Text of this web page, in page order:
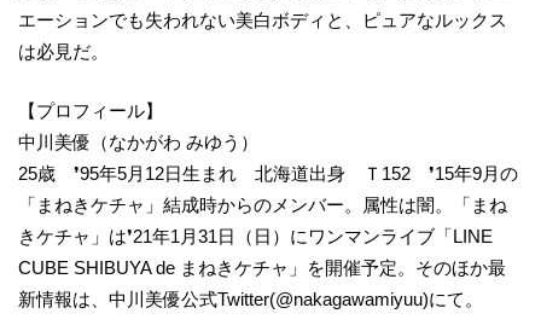
エーションでも失われない美白ボディと、ピュアなルックス
は必見だ。
【プロフィール】
中川美優（なかがわ みゆう）
25歳 ❜95年5月12日生まれ 北海道出身 Ｔ152 ❜15年9月の
「まねきケチャ」結成時からのメンバー。属性は闇。「まね
きケチャ」は❜21年1月31日（日）にワンマンライブ「LINE
CUBE SHIBUYA de まねきケチャ」を開催予定。そのほか最
新情報は、中川美優公式Twitter(@nakagawamiyuu)にて。